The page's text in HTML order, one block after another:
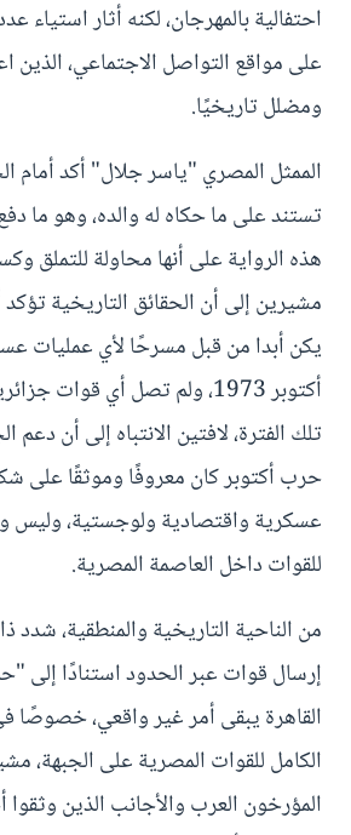
احتفالية بالمهرجان، لكنه أثار استياء
على مواقع التواصل الاجتماعي، الذين
ومضلل تاريخيًا.
الممثل المصري "ياسر جلال" أكد أمام
تستند على ما حكاه له والده، وهو ما
هذه الرواية على أنها محاولة للتملق
مشيرين إلى أن الحقائق التاريخية
يكن أبدا من قبل مسرحًا لأي عمليات
أكتوبر 1973، ولم تصل أي قوات
تلك الفترة، لافتين الانتباه إلى أن دعم
حرب أكتوبر كان معروفًا وموثقًا على
عسكرية واقتصادية ولوجستية، وليس
للقوات داخل العاصمة المصرية.
من الناحية التاريخية والمنطقية، شدد
إرسال قوات عبر الحدود استنادًا إلى
القاهرة يبقى أمر غير واقعي، خصوصًا
الكامل للقوات المصرية على الجبهة،
المؤرخون العرب والأجانب الذين